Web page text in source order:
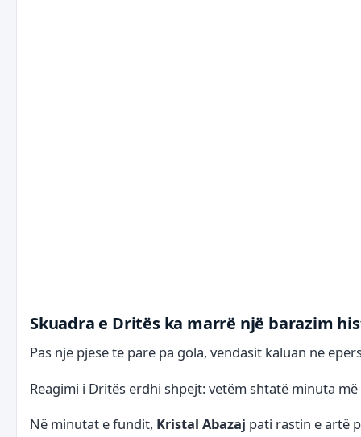
Skuadra e Dritëska marrë një barazim
Pas një pjese të parë pa gola, vendasit kaluan në
Reagimi i Dritës erdhi shpejt: vetëm shtatë minuta
Në minutat e fundit, Kristal Abazaj pati rastin e artë